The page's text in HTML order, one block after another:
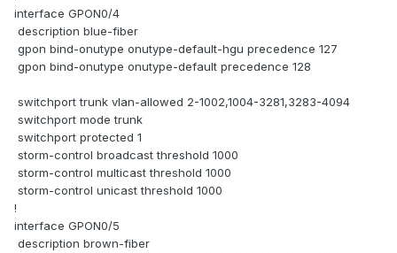
interface GPON0/4
description blue-fiber
gpon bind-onutype onutype-default-hgu precedence 127
gpon bind-onutype onutype-default precedence 128
switchport trunk vlan-allowed 2-1002,1004-3281,3283-4094
switchport mode trunk
switchport protected 1
storm-control broadcast threshold 1000
storm-control multicast threshold 1000
storm-control unicast threshold 1000
!
interface GPON0/5
description brown-fiber